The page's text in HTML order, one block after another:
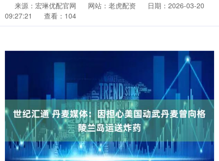
来源：宏琳优配官网 网站：老虎配资
日期：2026-03-20
09:27:21
查看：104